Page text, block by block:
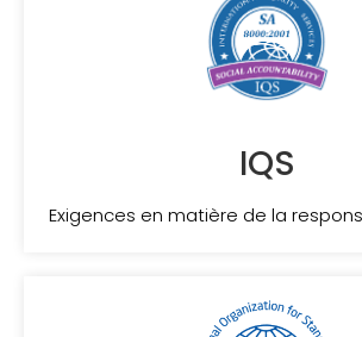
IQS
Exigences en matière de la